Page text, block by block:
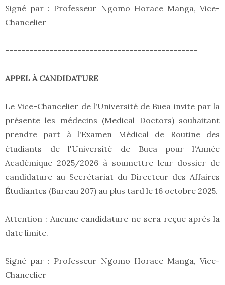
Signé par : Professeur Ngomo Horace Manga, Vice-
Chancelier
------------------------------------------------
APPEL À CANDIDATURE
Le Vice-Chancelier de l'Université de Buea invite par la
présente les médecins (Medical Doctors) souhaitant
prendre part à l'Examen Médical de Routine des
étudiants de l'Université de Buea pour l'Année
Académique 2025/2026 à soumettre leur dossier de
candidature au Secrétariat du Directeur des Affaires
Étudiantes (Bureau 207) au plus tard le 16 octobre 2025.
Attention : Aucune candidature ne sera reçue après la
date limite.
Signé par : Professeur Ngomo Horace Manga, Vice-
Chancelier